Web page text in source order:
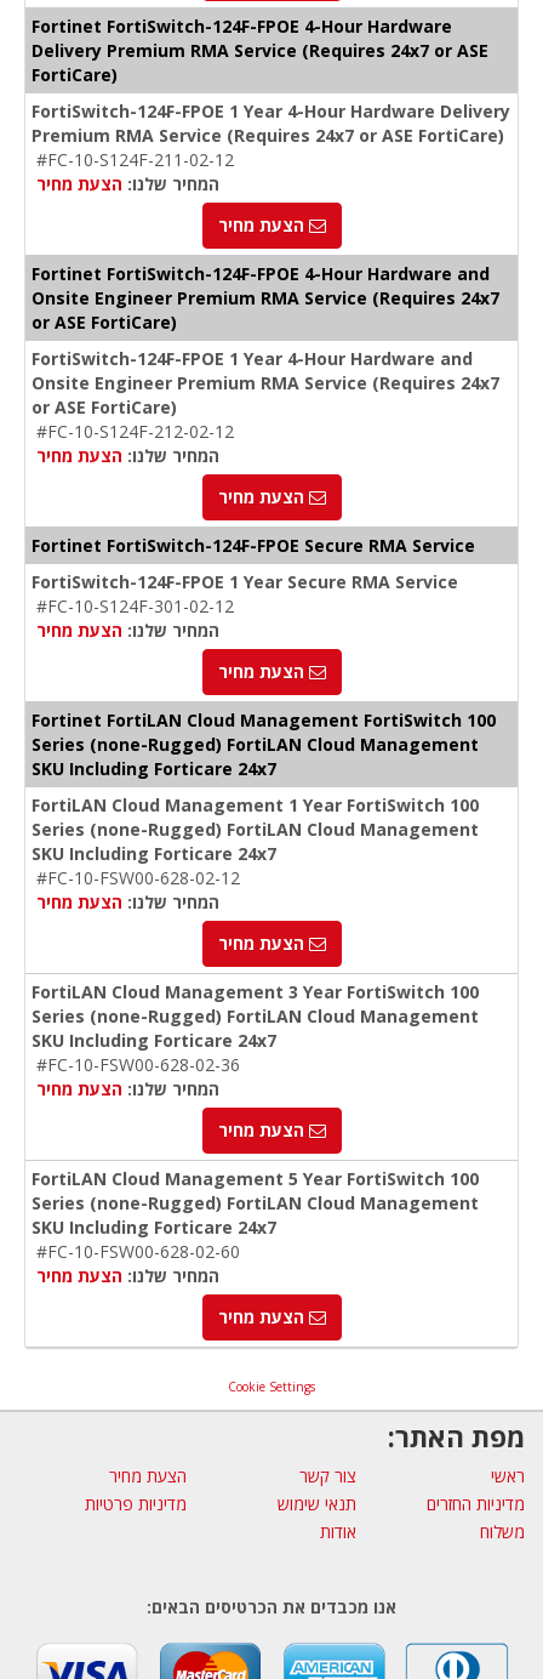
Fortinet FortiSwitch-124F-FPOE 4-Hour Hardware
Delivery Premium RMA Service (Requires 24x7 or ASE
FortiCare)
FortiSwitch-124F-FPOE 1 Year 4-Hour Hardware Delivery
Premium RMA Service (Requires 24x7 or ASE FortiCare)
#FC-10-S124F-211-02-12
המחיר שלנו: הצעת מחיר
הצעת מחיר
Fortinet FortiSwitch-124F-FPOE 4-Hour Hardware and
Onsite Engineer Premium RMA Service (Requires 24x7
or ASE FortiCare)
FortiSwitch-124F-FPOE 1 Year 4-Hour Hardware and
Onsite Engineer Premium RMA Service (Requires 24x7
or ASE FortiCare)
#FC-10-S124F-212-02-12
המחיר שלנו: הצעת מחיר
הצעת מחיר
Fortinet FortiSwitch-124F-FPOE Secure RMA Service
FortiSwitch-124F-FPOE 1 Year Secure RMA Service
#FC-10-S124F-301-02-12
המחיר שלנו: הצעת מחיר
הצעת מחיר
Fortinet FortiLAN Cloud Management FortiSwitch 100
Series (none-Rugged) FortiLAN Cloud Management
SKU Including Forticare 24x7
FortiLAN Cloud Management 1 Year FortiSwitch 100
Series (none-Rugged) FortiLAN Cloud Management
SKU Including Forticare 24x7
#FC-10-FSW00-628-02-12
המחיר שלנו: הצעת מחיר
הצעת מחיר
FortiLAN Cloud Management 3 Year FortiSwitch 100
Series (none-Rugged) FortiLAN Cloud Management
SKU Including Forticare 24x7
#FC-10-FSW00-628-02-36
המחיר שלנו: הצעת מחיר
הצעת מחיר
FortiLAN Cloud Management 5 Year FortiSwitch 100
Series (none-Rugged) FortiLAN Cloud Management
SKU Including Forticare 24x7
#FC-10-FSW00-628-02-60
המחיר שלנו: הצעת מחיר
הצעת מחיר
Cookie Settings
מפת האתר:
ראשי צור קשר
הצעת מחיר
מדיניות החזרים
תנאי שימוש
מדיניות פרטיות
משלוח
אודות
אנו מכבדים את הכרטיסים הבאים: